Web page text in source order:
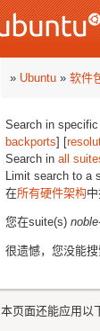
» Ubuntu » 软件
Search in
backports] [
Search in all
Limit search to a
在所有硬件架构
您在suite(s)
很遗憾，您没能
本页面还能应用以